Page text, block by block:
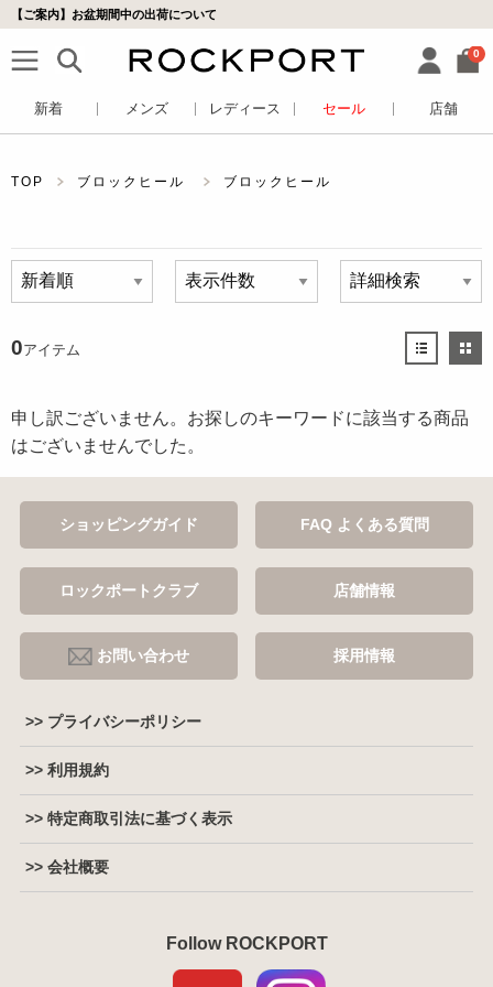
【ご案内】お盆期間中の出荷について
0
新着 メンズ レディース セール 店舗
TOP ブロックヒール ブロックヒール
0アイテム
申し訳ございません。お探しのキーワードに該当する商品
はございませんでした。
ショッピングガイド FAQ よくある質問
ロックポートクラブ 店舗情報
お問い合わせ 採用情報
>> プライバシーポリシー
>> 利用規約
>> 特定商取引法に基づく表示
>> 会社概要
Follow ROCKPORT